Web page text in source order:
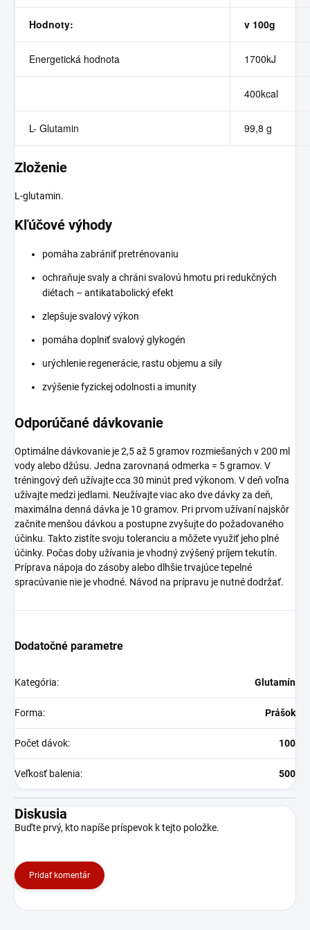
Hodnoty: v 100g
Energetická hodnota 1700kJ
400kcal
L- Glutamin 99,8 g
Zloženie
L-glutamin.
Kľúčové výhody
pomáha zabrániť pretrénovaniu
ochraňuje svaly a chráni svalovú hmotu pri redukčných
diétach – antikatabolický efekt
zlepšuje svalový výkon
pomáha doplniť svalový glykogén
urýchlenie regenerácie, rastu objemu a sily
zvýšenie fyzickej odolnosti a imunity
Odporúčané dávkovanie
Optimálne dávkovanie je 2,5 až 5 gramov rozmiešaných v 200 ml
vody alebo džúsu. Jedna zarovnaná odmerka = 5 gramov. V
tréningový deň užívajte cca 30 minút pred výkonom. V deň voľna
užívajte medzi jedlami. Neužívajte viac ako dve dávky za deň,
maximálna denná dávka je 10 gramov. Pri prvom užívaní najskôr
začnite menšou dávkou a postupne zvyšujte do požadovaného
účinku. Takto zistíte svoju toleranciu a môžete využiť jeho plné
účinky. Počas doby užívania je vhodný zvýšený príjem tekutín.
Príprava nápoja do zásoby alebo dlhšie trvajúce tepelné
spracúvanie nie je vhodné. Návod na prípravu je nutné dodržať.
Dodatočné parametre
Kategória: Glutamín
Forma: Prášok
Počet dávok: 100
Veľkosť balenia: 500
Diskusia
Buďte prvý, kto napíše príspevok k tejto položke.
Pridať komentár